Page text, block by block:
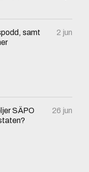
samt
2 jun
SÄPO
26 jun